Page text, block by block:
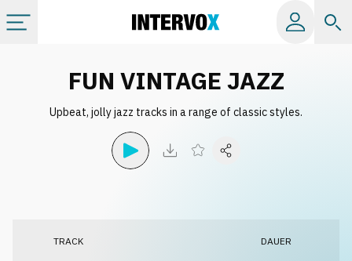
Alle Alben
FUN VINTAGE JAZZ
Upbeat, jolly jazz tracks in a range of classic styles.
TRACK DAUER